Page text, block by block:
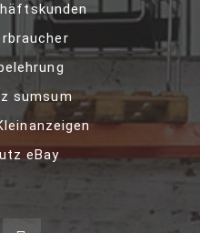
sumsum
eBay